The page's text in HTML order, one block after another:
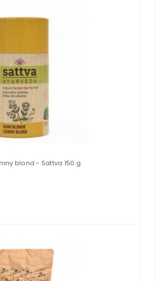
blond - Sattva 150 g